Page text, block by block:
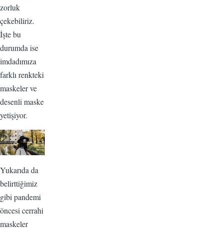
zorluk
çekebiliriz.
İşte bu
durumda ise
imdadımıza
farklı renkteki
maskeler ve
desenli maske
yetişiyor.
Yukarıda da
belirttiğimiz
gibi pandemi
öncesi cerrahi
maskeler